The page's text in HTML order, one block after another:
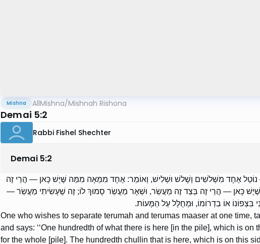
Mishna AllMishna/Mishnah Rishona
Demai 5:2
Rabbi Fishel Shechter
Demai 5:2
אֶחָד מִשְּׁלשִׁים וְשָׁלשׁ וּשְׁלִישׁ, וְאוֹמֵר: אֶחָד מִמֵּאָה מִמַּה שֶּׁיֶּשׁ כָּאן — הֲרֵי זֶה
שֶׁיֶּשׁ כָּאן — הֲרֵי זֶה בְּצַד זֶה מַעֲשֵׂר, וּשְׁאָר מַעֲשֵׂר סָמוּךְ לוֹ; זֶה שֶׁעָשִׂיתִי מַעֲשֵׂר —
אוֹ בִדְרוֹמוֹ, וּמְחֻלָּל עַל הַמָּעוֹת.
One who wishes to separate terumah and terumas maaser at one time,
and says: ‘‘One hundredth of what there is here [in the pile], which is
for the whole [pile]. The hundredth chullin that is here, which is on this